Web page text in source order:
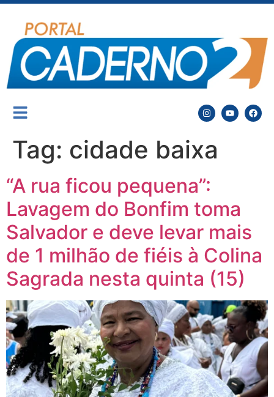
Tag: cidade baixa
“A rua ficou pequena”:
Lavagem do Bonfim toma
Salvador e deve levar mais
de 1 milhão de fiéis à Colina
Sagrada nesta quinta (15)